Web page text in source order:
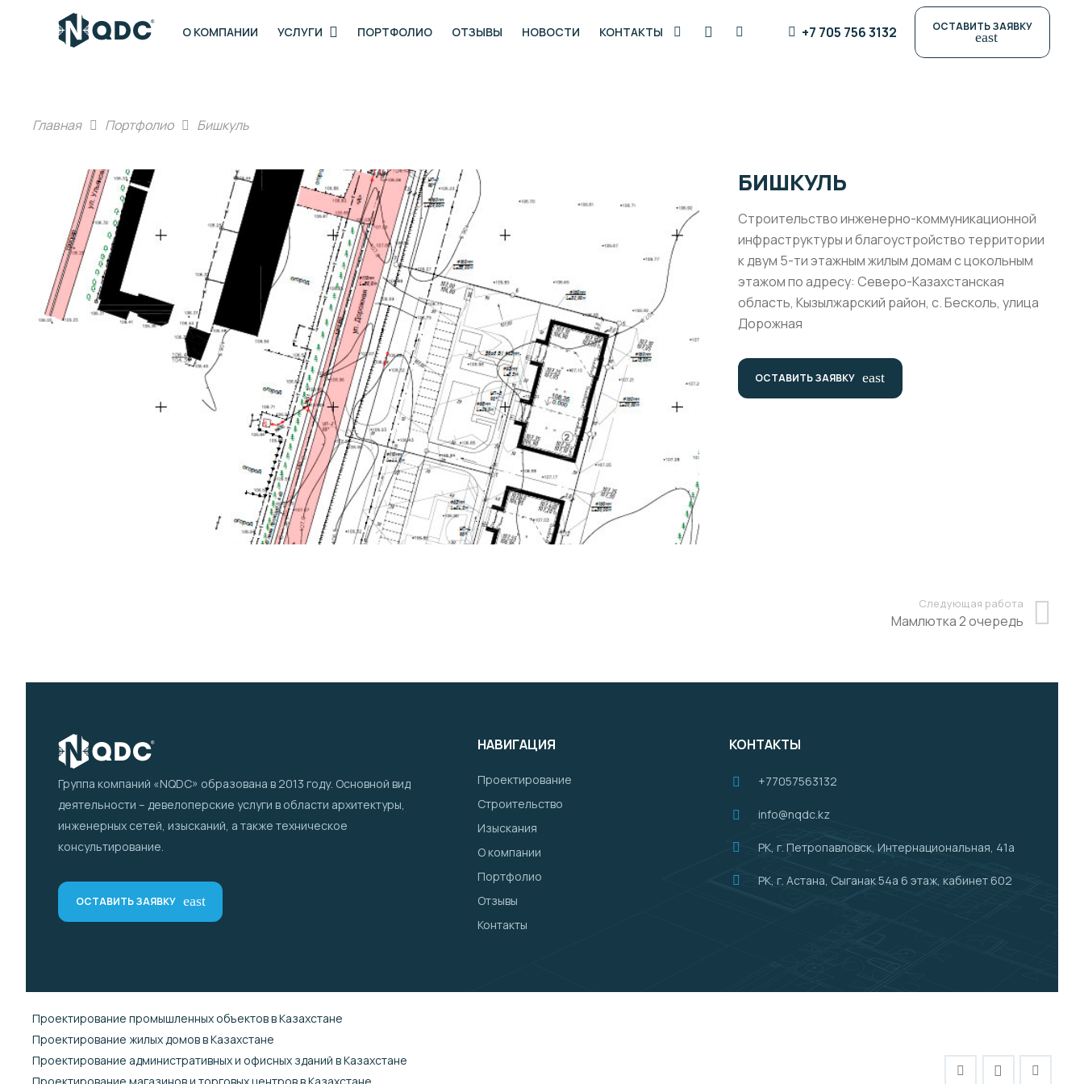
О КОМПАНИИ УСЛУГИ ПОРТФОЛИО ОТЗЫВЫ НОВОСТИ КОНТАКТЫ +7 705 756 3132 ОСТАВИТЬ ЗАЯВКУ
east
Главная Портфолио Бишкуль
БИШКУЛЬ
Строительство инженерно-коммуникационной
инфраструктуры и благоустройство территории
к двум 5-ти этажным жилым домам с цокольным
этажом по адресу: Северо-Казахстанская
область, Кызылжарский район, с. Бесколь, улица
Дорожная
ОСТАВИТЬ ЗАЯВКУ east
Следующая работа
Мамлютка 2 очередь
Группа компаний «NQDC» образована в 2013 году. Основной вид
деятельности – девелоперские услуги в области архитектуры,
инженерных сетей, изысканий, а также техническое
консультирование.
ОСТАВИТЬ ЗАЯВКУ east
НАВИГАЦИЯ
Проектирование
Строительство
Изыскания
О компании
Портфолио
Отзывы
Контакты
КОНТАКТЫ
+77057563132
info@nqdc.kz
РК, г. Петропавловск, Интернациональная, 41а
РК, г. Астана, Сыганак 54а 6 этаж, кабинет 602
Проектирование промышленных объектов в Казахстане
Проектирование жилых домов в Казахстане
Проектирование административных и офисных зданий в Казахстане